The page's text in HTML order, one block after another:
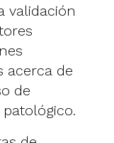
validación
acerca de
de